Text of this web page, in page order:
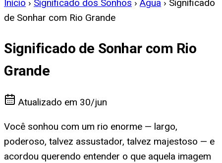
Início › Significado dos Sonhos › Água › Significado
de Sonhar com Rio Grande
Significado de Sonhar com Rio
Grande
Atualizado em 30/jun
Você sonhou com um rio enorme — largo,
poderoso, talvez assustador, talvez majestoso — e
acordou querendo entender o que aquela imagem